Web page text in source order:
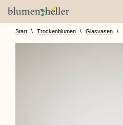
Zum
InhaltStart \ Trockenblumen \ Glasvasen \